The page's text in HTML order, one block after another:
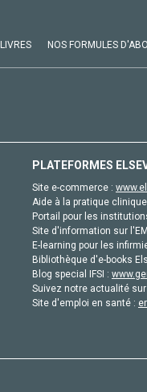
LIVRES NOS FORMULES
PLATEFORMES
Site e-commerce :
Aide à la pratique
Portail pour les
Site d'information sur
E-learning pour les
Bibliothèque d'e-books
Blog special IFSI :
Suivez notre actualité
Site d'emploi en santé :